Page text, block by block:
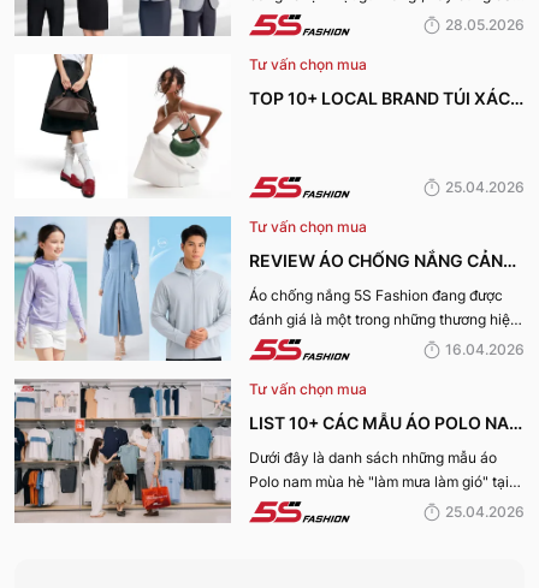
Fashion tìm hiểu những địa chỉ may đồng
được nhiều đánh giá tích cực nhất hiện
nay.
28.05.2026
Tư vấn chọn mua
TOP 10+ LOCAL BRAND TÚI XÁCH
25.04.2026
Tư vấn chọn mua
REVIEW ÁO CHỐNG NẮNG CẢN
TIA UV, CHỐNG NẮNG TỐT NHẤT
CỦA 5S FASHION 2026
Áo chống nắng 5S Fashion đang được
đánh giá là một trong những thương hiệu
áo đáng mua hàng đầu hiện nay. Vậy
giá tích cực đến vậy? Cùng đi hết bài
viết nhé!
16.04.2026
Tư vấn chọn mua
LIST 10+ CÁC MẪU ÁO POLO NAM
MÙA HÈ BÁN CHẠY NHẤT CỦA 5S
FASHION 2026
Dưới đây là danh sách những mẫu áo
Polo nam mùa hè "làm mưa làm gió" tại
hệ thống 5S Fashion mà bất kỳ quý ông
25.04.2026